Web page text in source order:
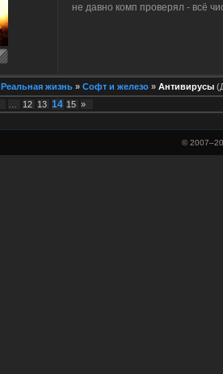
не давно комп проверял - всё
Реальная жизнь » Софт и железо » Антивирусы
12 13 14 15 »
© 2007–